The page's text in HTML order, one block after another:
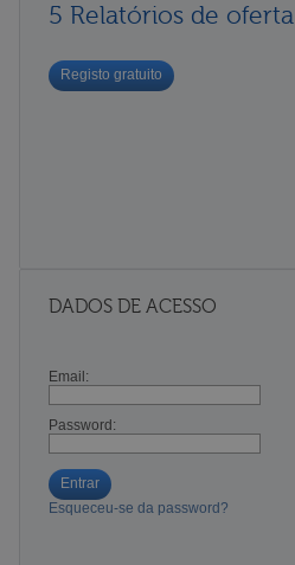
5 Relatórios de oferta
Registo gratuito
DADOS DE ACESSO
Email:
Password:
Entrar
Esqueceu-se da password?